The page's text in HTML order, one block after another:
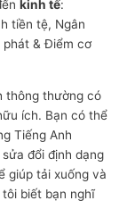
kinh tế:
tiền tệ, Ngân
phát & Điểm cơ
thông thường có
ích. Bạn có thể
Tiếng Anh
đổi định dạng
giúp tải xuống và
biết bạn nghĩ